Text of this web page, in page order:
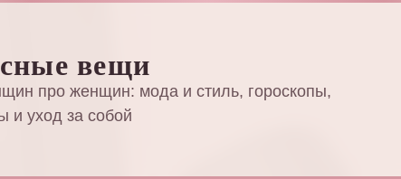
вещи
про женщин: мода и стиль, гороскопы,
и уход за собой